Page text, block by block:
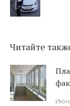
Читайте